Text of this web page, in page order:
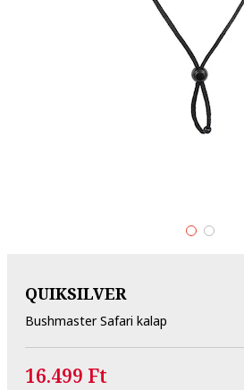
QUIKSILVER
Bushmaster Safari kalap
16.499 Ft